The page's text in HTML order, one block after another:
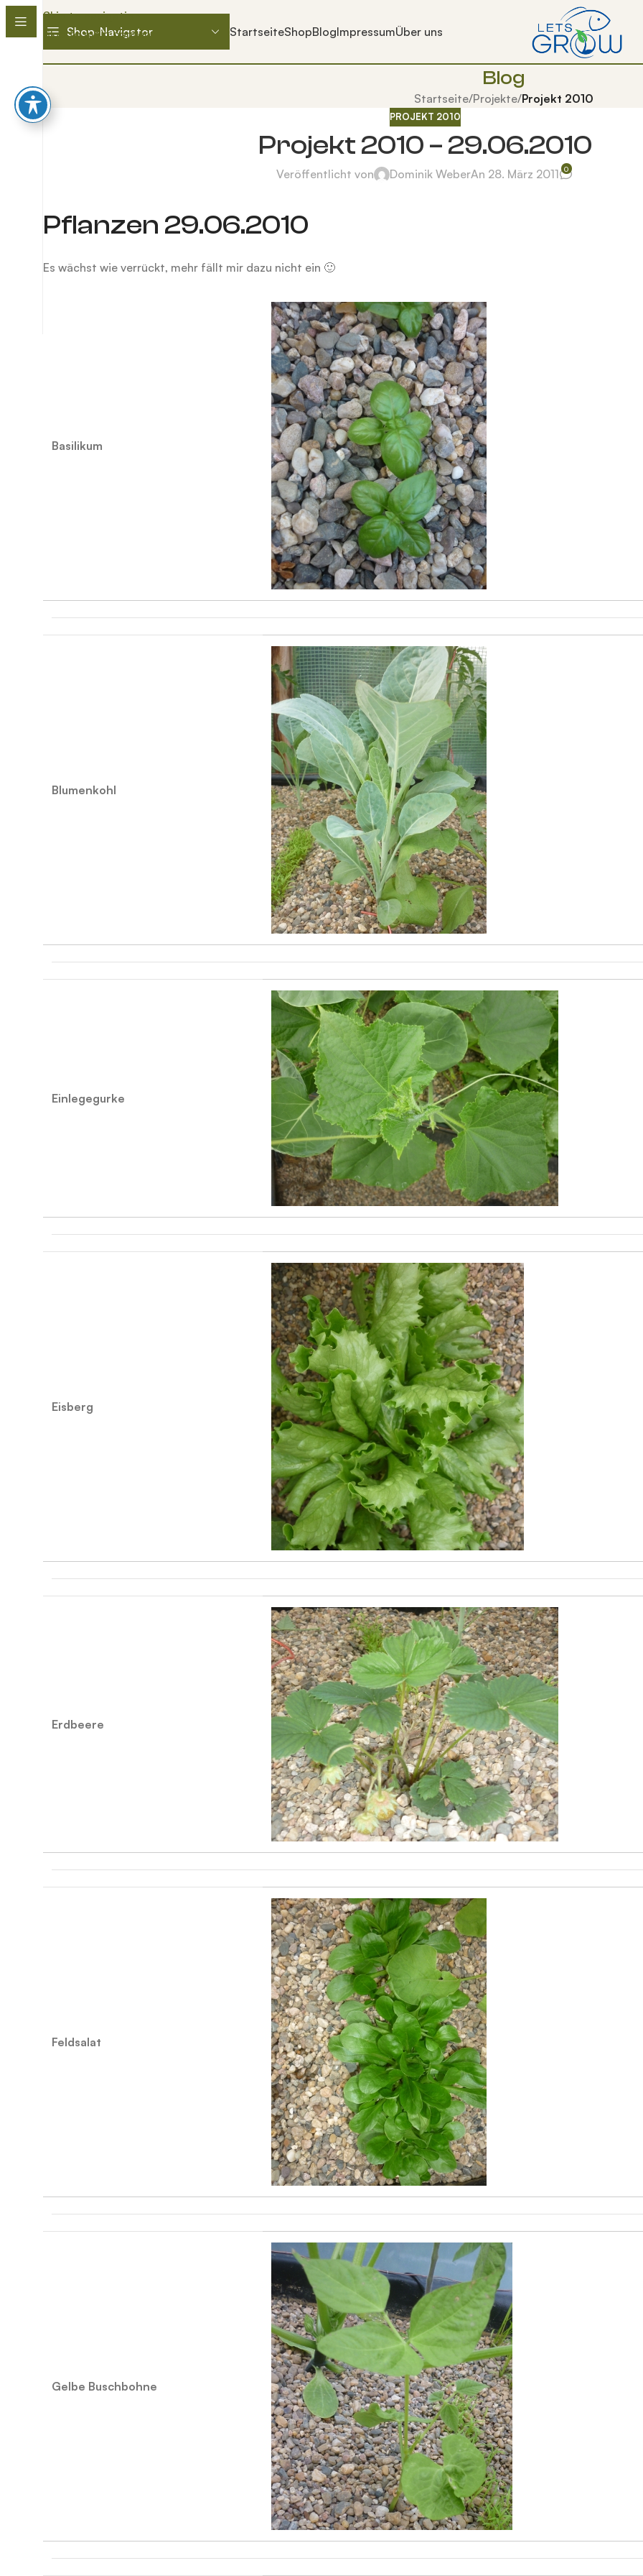
Skip to navigation
Skip to main content
Shop-Navigator StartseiteShopBlogImpressumÜber uns
Blog
Startseite/Projekte/Projekt 2010
PROJEKT 2010
Projekt 2010 – 29.06.2010
Veröffentlicht von Dominik WeberAn 28. März 2011 0
Pflanzen 29.06.2010
Es wächst wie verrückt, mehr fällt mir dazu nicht ein 🙂
Basilikum
Blumenkohl
Einlegegurke
Eisberg
Erdbeere
Feldsalat
Gelbe Buschbohne